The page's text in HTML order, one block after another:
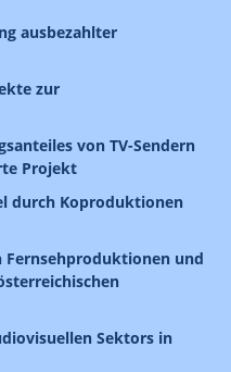
ausbezahlter
zur
von TV-Sendern
Projekt
durch Koproduktionen
Fernsehproduktionen und
Sektors in